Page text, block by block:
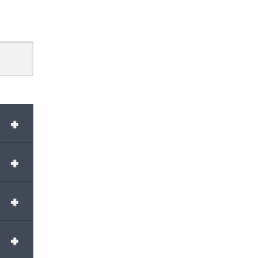
+
+
+
+